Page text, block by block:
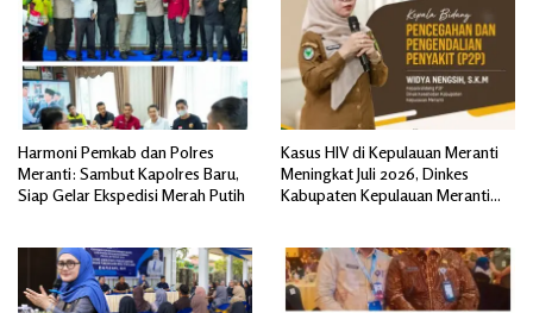
Harmoni Pemkab dan Polres
Meranti: Sambut Kapolres Baru,
Siap Gelar Ekspedisi Merah Putih
Kasus HIV di Kepulauan Meranti
Meningkat Juli 2026, Dinkes
Kabupaten Kepulauan Meranti